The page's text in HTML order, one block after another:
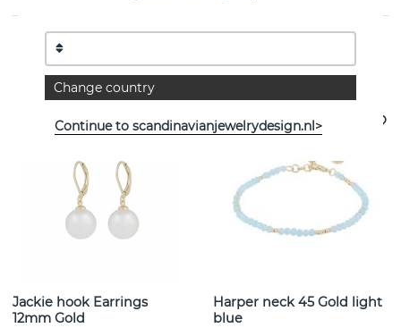
Bekijk meer artikelen
Jackie hook Earrings
12mm Gold
- 35%
Harper neck 45 Gold light
blue
Change country
Continue to scandinavianjewelrydesign.nl>